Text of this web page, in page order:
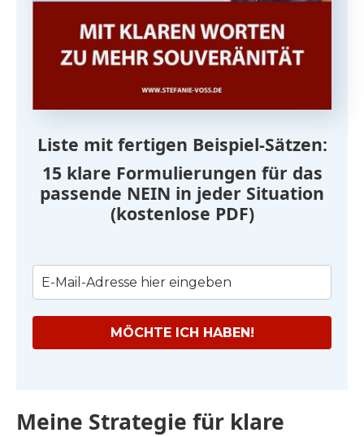
Liste mit fertigen Beispiel-Sätzen:
15 klare Formulierungen für das
passende NEIN in jeder Situation
(kostenlose PDF)
MÖCHTE ICH HABEN!
Meine Strategie für klare